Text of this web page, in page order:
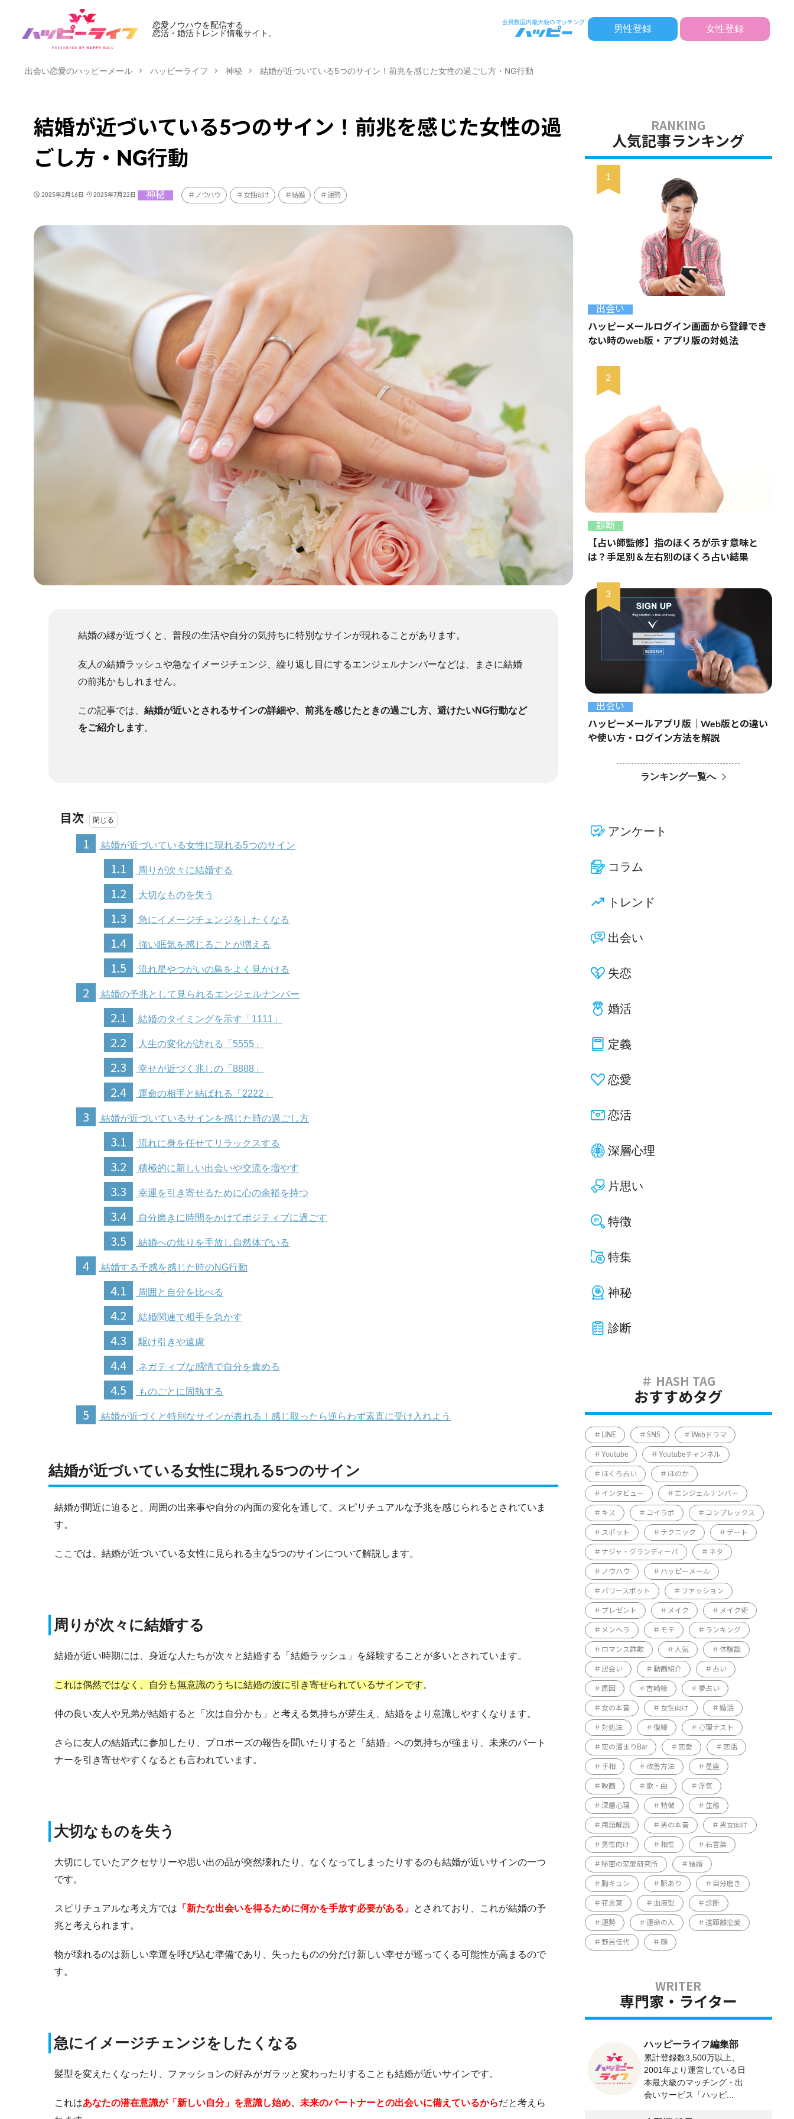
恋愛ノウハウを配信する
恋活・婚活トレンド情報サイト。
男性登録 女性登録
出会い恋愛のハッピーメール ハッピーライフ 神秘 結婚が近づいている5つのサイン！前兆を感じた女性の過ごし方・NG行動
結婚が近づいている5つのサイン！前兆を感じた女性の過
ごし方・NG行動
2025年2月16日 2025年7月22日 神秘 ノウハウ 女性向け 結婚 運勢
結婚の縁が近づくと、普段の生活や自分の気持ちに特別なサインが現れることがあります。
友人の結婚ラッシュや急なイメージチェンジ、繰り返し目にするエンジェルナンバーなどは、まさに結婚
の前兆かもしれません。
この記事では、 結婚が近いとされるサインの詳細や、前兆を感じたときの過ごし方、避けたいNG行動など
をご紹介します。
目次
1
結婚が近づいている女性に現れる5つのサイン
1.1 周りが次々に結婚する
1.2 大切なものを失う
1.3 急にイメージチェンジをしたくなる
1.4 強い眠気を感じることが増える
1.5 流れ星やつがいの鳥をよく見かける
2 結婚の予兆として見られるエンジェルナンバー
2.1 結婚のタイミングを示す「1111」
2.2 人生の変化が訪れる「5555」
2.3 幸せが近づく兆しの「8888」
2.4 運命の相手と結ばれる「2222」
3 結婚が近づいているサインを感じた時の過ごし方
3.1 流れに身を任せてリラックスする
3.2 積極的に新しい出会いや交流を増やす
3.3 幸運を引き寄せるために心の余裕を持つ
3.4 自分磨きに時間をかけてポジティブに過ごす
3.5 結婚への焦りを手放し自然体でいる
4 結婚する予感を感じた時のNG行動
4.1 周囲と自分を比べる
4.2 結婚関連で相手を急かす
4.3 駆け引きや遠慮
4.4 ネガティブな感情で自分を責める
4.5 ものごとに固執する
5 結婚が近づくと特別なサインが表れる！感じ取ったら逆らわず素直に受け入れよう
結婚が近づいている女性に現れる5つのサイン
結婚が間近に迫ると、周囲の出来事や自分の内面の変化を通して、スピリチュアルな予兆を感じられるとされていま
す。
ここでは、結婚が近づいている女性に見られる主な5つのサインについて解説します。
周りが次々に結婚する
結婚が近い時期には、身近な人たちが次々と結婚する「結婚ラッシュ」を経験することが多いとされています。
これは偶然ではなく、自分も無意識のうちに結婚の波に引き寄せられているサインです。
仲の良い友人や兄弟が結婚すると「次は自分かも」と考える気持ちが芽生え、結婚をより意識しやすくなります。
さらに友人の結婚式に参加したり、プロポーズの報告を聞いたりすると「結婚」への気持ちが強まり、未来のパート
ナーを引き寄せやすくなるとも言われています。
大切なものを失う
大切にしていたアクセサリーや思い出の品が突然壊れたり、なくなってしまったりするのも結婚が近いサインの一つ
です。
スピリチュアルな考え方では 「新たな出会いを得るために何かを手放す必要がある」 とされており、これが結婚の予
兆と考えられます。
物が壊れるのは新しい幸運を呼び込む準備であり、失ったものの分だけ新しい幸せが巡ってくる可能性が高まるので
す。
急にイメージチェンジをしたくなる
髪型を変えたくなったり、ファッションの好みがガラッと変わったりすることも結婚が近いサインです。
これはあなたの潜在意識が「新しい自分」を意識し始め、未来のパートナーとの出会いに備えているからだと考えら
人気記事ランキング
出会い
ハッピーメールログイン画面から登録でき
ない時のweb版・アプリ版の対処法
診断
【占い師監修】指のほくろが示す意味と
は？手足別＆左右別のほくろ占い結果
出会い
ハッピーメールアプリ版｜Web版との違い
や使い方・ログイン方法を解説
ランキング一覧へ
アンケート
コラム
トレンド
出会い
失恋
婚活
定義
恋愛
恋活
深層心理
片思い
特徴
特集
神秘
診断
おすすめタグ
LINE SNS Webドラマ
Youtube Youtubeチャンネル
ほくろ占い ほのか
インタビュー エンジェルナンバー
キス コイラボ コンプレックス
スポット テクニック デート
ナジャ・グランディーバ ネタ
ノウハウ ハッピーメール
パワースポット ファッション
プレゼント メイク メイク術
メンヘラ モテ ランキング
ロマンス詐欺 人気 体験談
出会い 動画紹介 占い
原因 吉崎綾 夢占い
女の本音 女性向け 婚活
対処法 復縁 心理テスト
恋の溜まりBar 恋愛 恋活
手相 改善方法 星座
映画 歌・曲 浮気
深層心理 特徴 生態
用語解説 男の本音 男女向け
男性向け 相性 石言葉
秘密の恋愛研究所 結婚
胸キュン 脈あり 自分磨き
花言葉 血液型 診断
運勢 運命の人 遠距離恋愛
野呂佳代 顔
専門家・ライター
ハッピーライフ編集部
累計登録数3,500万以上、
2001年より運営している日
本最大級のマッチング・出
会いサービス「ハッピ...